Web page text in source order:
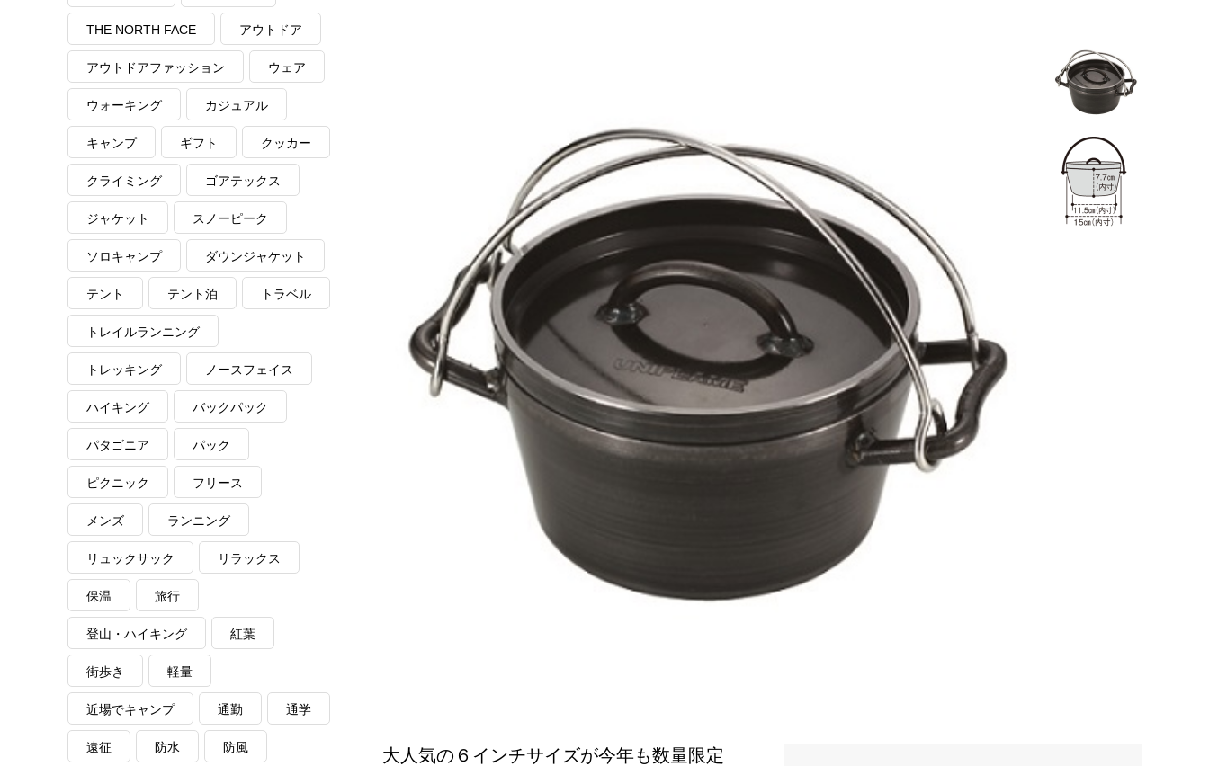
大人気の６インチサイズが今年も数量限定
THE NORTH FACE アウトドア
アウトドアファッション ウェア
ウォーキング カジュアル
キャンプ ギフト クッカー
クライミング ゴアテックス
ジャケット スノーピーク
ソロキャンプ ダウンジャケット
テント テント泊 トラベル
トレイルランニング
トレッキング ノースフェイス
ハイキング バックパック
パタゴニア パック
ピクニック フリース
メンズ ランニング
リュックサック リラックス
保温 旅行
登山・ハイキング 紅葉
街歩き 軽量
近場でキャンプ 通勤 通学
遠征 防水 防風